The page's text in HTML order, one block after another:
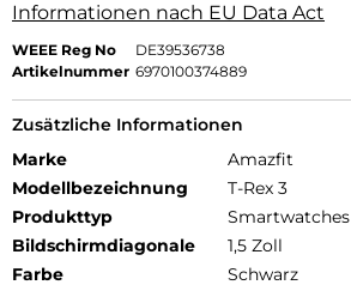
Informationen nach EU Data Act
WEEE Reg No
DE39536738
Artikelnummer 6970100374889
Zusätzliche Informationen
Marke
Amazfit
Modellbezeichnung
T-Rex 3
Produkttyp
Smartwatches
Bildschirmdiagonale
1,5 Zoll
Farbe
Schwarz